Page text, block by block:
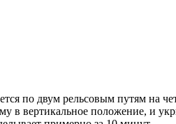
по двум рельсовым путям на
в вертикальное положение, и